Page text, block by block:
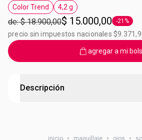
Etiqueta Color Trend
Color Trend
Etiqueta 4,2 g
4,2 g
de: $ 18.900,00$ 15.000,00 Etiqueta -
-21%
precio sin impuestos nacionales
agregar a mi
Descripción
inicio • maquillaje • ojos •